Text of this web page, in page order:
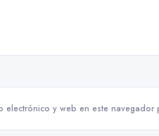
electrónico y web en este navegador